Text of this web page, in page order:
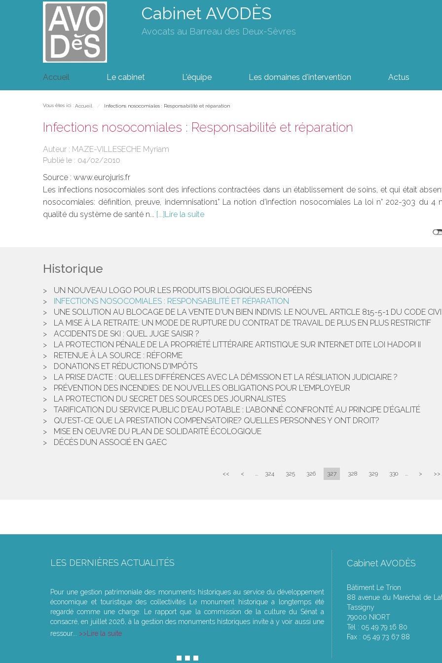
Cabinet AVODÈS
Avocats au Barreau des Deux-Sèvres
Accueil Le cabinet L'équipe Les domaines d'intervention Actus
Vous êtes ici : Accueil Infections nosocomiales : Responsabilité et réparation
Infections nosocomiales : Responsabilité et réparation
Auteur : MAZE-VILLESECHE Myriam
Publié le : 04/02/2010
Source : www.eurojuris.fr
Les infections nosocomiales sont des infections contractées dans un établissement de soins, et qui était
nosocomiales: définition, preuve, indemnisation1° La notion d’infection nosocomiales La loi n° 202-303 du
qualité du système de santé n...
Lire la suite
Historique
UN NOUVEAU LOGO POUR LES PRODUITS BIOLOGIQUES EUROPÉENS
INFECTIONS NOSOCOMIALES : RESPONSABILITÉ ET RÉPARATION
UNE SOLUTION AU BLOCAGE DE LA VENTE D'UN BIEN INDIVIS: LE NOUVEL ARTICLE 815-5-1 DU CODE
LA MISE À LA RETRAITE: UN MODE DE RUPTURE DU CONTRAT DE TRAVAIL DE PLUS EN PLUS RESTRICTIF
ACCIDENTS DE SKI : QUEL JUGE SAISIR ?
LA PROTECTION PÉNALE DE LA PROPRIÉTÉ LITTÉRAIRE ARTISTIQUE SUR INTERNET DITE LOI HADOPI II
RETENUE À LA SOURCE : RÉFORME
DONATIONS ET RÉDUCTIONS D'IMPÔTS
LA PRISE D’ACTE : QUELLES DIFFÉRENCES AVEC LA DÉMISSION ET LA RÉSILIATION JUDICIAIRE ?
PRÉVENTION DES INCENDIES: DE NOUVELLES OBLIGATIONS POUR L'EMPLOYEUR
LA PROTECTION DU SECRET DES SOURCES DES JOURNALISTES
TARIFICATION DU SERVICE PUBLIC D'EAU POTABLE : L’ABONNÉ CONFRONTÉ AU PRINCIPE D’ÉGALITÉ
QU'EST-CE QUE LA PRESTATION COMPENSATOIRE? QUELLES PERSONNES Y ONT DROIT?
MISE EN OEUVRE DU PLAN DE SOLIDARITÉ ÉCOLOGIQUE
DÉCÈS DUN ASSOCIÉ EN GAEC
<< < ... 324 325 326 327 328 329 330 ... > >>
LES DERNIÈRES ACTUALITÉS
Pour une gestion patrimoniale des monuments historiques au service du développement
économique et touristique des collectivités Le monument historique a longtemps été
regardé comme une charge. Le rapport que la commission de la culture du Sénat a
consacré, en juillet 2026, à la gestion des monuments historiques invite à y voir aussi une
ressour...
Lire la suite
Cabinet AVODÈS
Bâtiment Le Trion
88 avenue du Maréchal de
Tassigny
79000 NIORT
Tél : 05 49 79 16 80
Fax : 05 49 73 67 88